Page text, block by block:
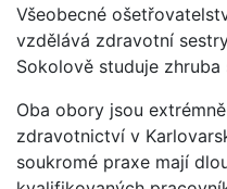
Všeobecné
vzdělává zdravotní
Sokolově studuje zhruba
Oba obory jsou
zdravotnictví v
soukromé praxe mají